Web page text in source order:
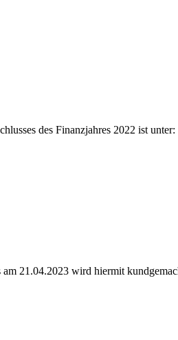
des Finanzjahres 2022 ist
am 21.04.2023 wird hiermit